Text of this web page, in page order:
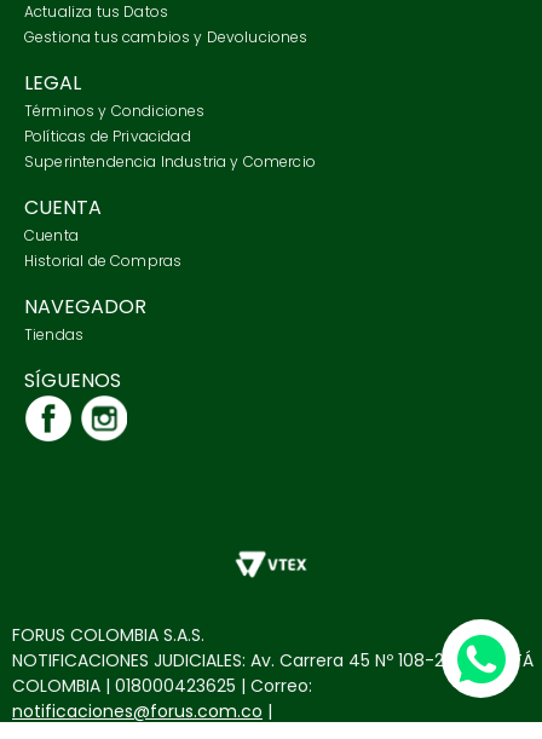
Actualiza tus Datos
Gestiona tus cambios y Devoluciones
LEGAL
Términos y Condiciones
Políticas de Privacidad
Superintendencia Industria y Comercio
CUENTA
Cuenta
Historial de Compras
NAVEGADOR
Tiendas
SÍGUENOS
FORUS COLOMBIA S.A.S.
NOTIFICACIONES JUDICIALES: Av. Carrera 45 Nº 108-27 BOGOTÁ
COLOMBIA | 018000423625 | Correo:
notificaciones@forus.com.co |